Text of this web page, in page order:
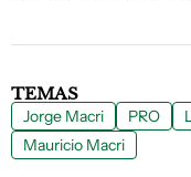
TEMAS
Jorge Macri PRO
Mauricio Macri